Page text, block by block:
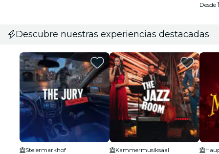
Desde
Descubre nuestras experiencias destacadas
Steiermarkhof
Kammermusiksaal